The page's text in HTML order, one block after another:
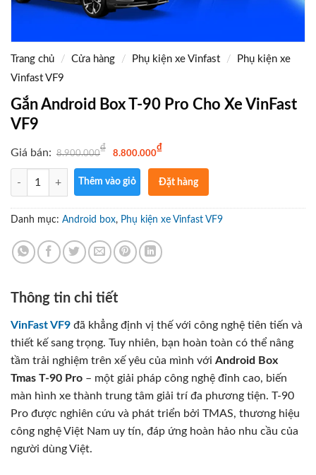
Trang chủ / Cửa hàng / Phụ kiện xe Vinfast /
Phụ kiện xe
Vinfast VF9
Gắn Android Box T-90 Pro Cho Xe VinFast
VF9
Giá bán: 8.900.000
₫
i
ố
à
:
9
0
0
0
.
8.800.000
₫G
i
t
ạ
à
:
0
0
0
₫
.
Số lượng
Thêm vào giỏ
Đặt hàng
Gọi điện
Danh mục: Android box, Phụ kiện xe Vinfast VF9
Thông tin chi tiết
VinFast VF9 đã khẳng định vị thế với công nghệ tiên tiến và
thiết kế sang trọng. Tuy nhiên, bạn hoàn toàn có thể nâng
tầm trải nghiệm trên xế yêu của mình với Android Box
Tmas T-90 Pro – một giải pháp công nghệ đỉnh cao, biến
màn hình xe thành trung tâm giải trí đa phương tiện. T-90
Pro được nghiên cứu và phát triển bởi TMAS, thương hiệu
công nghệ Việt Nam uy tín, đáp ứng hoàn hảo nhu cầu của
người dùng Việt.